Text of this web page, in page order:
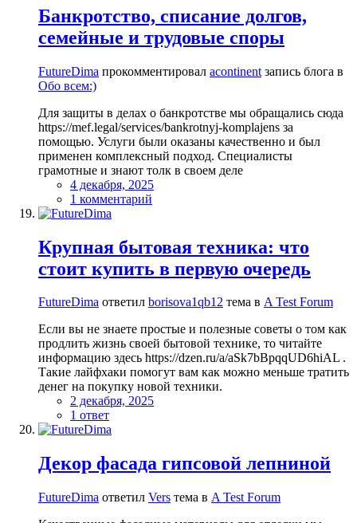
Банкротство, списание долгов,
семейные и трудовые споры
FutureDima прокомментировал acontinent запись блога в
Обо всем:)
Для защиты в делах о банкротстве мы обращались сюда
https://mef.legal/services/bankrotnyj-komplajens за
помощью. Услуги были оказаны качественно и был
применен комплексный подход. Специалисты
грамотные и знают толк в своем деле
4 декабря, 2025
1 комментарий
Крупная бытовая техника: что
стоит купить в первую очередь
FutureDima ответил borisova1qb12 тема в A Test Forum
Если вы не знаете простые и полезные советы о том как
продлить жизнь своей бытовой технике, то читайте
информацию здесь https://dzen.ru/a/aSk7bBpqqUD6hiAL .
Такие лайфхаки помогут вам как можно меньше тратить
денег на покупку новой техники.
2 декабря, 2025
1 ответ
Декор фасада гипсовой лепниной
FutureDima ответил Vers тема в A Test Forum